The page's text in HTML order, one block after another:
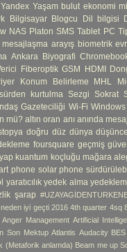
Yandex Yaşam bulut ekonomi
Bilgisayar Blogcu Dil bilgisi
NAS Platon SMS Tablet PC
mesajlaşma arayış biometrik
Ankara Biyografi
Fiberoptik GSM HDMI
Konum Belirleme MHL
kurtulma Sezgi Sokrat
Gazeteciliği Wi-Fi
mü? altın oran anı anında
doğru düz dünya
foursquare geçmiş
kuantum koçluğu mağara
phone solar phone
yaratıcılık yedek alma
şarap
iyi geçti 2016 4th quarter 4sq
Anger Management Artificial
Son Mektup Atlantis Audacity BES
(Metaforik anlamda) Beam me up